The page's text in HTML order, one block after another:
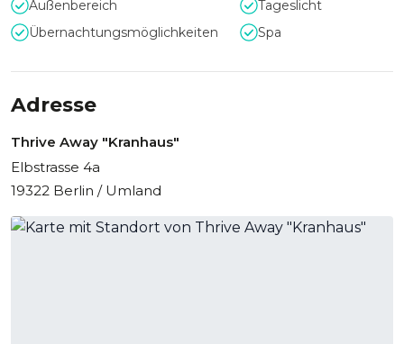
Räumen und inspirierenden Auszeiten ermöglicht
firmeneigene Sessions mit Tiefgang. Zahlreiche
oder Outdoor-Module lassen sich in das Programm
Außenbereich
Tageslicht
Übernachtungsmöglichkeiten
Spa
Adresse
Thrive Away "Kranhaus"
Elbstrasse 4a
19322 Berlin / Umland